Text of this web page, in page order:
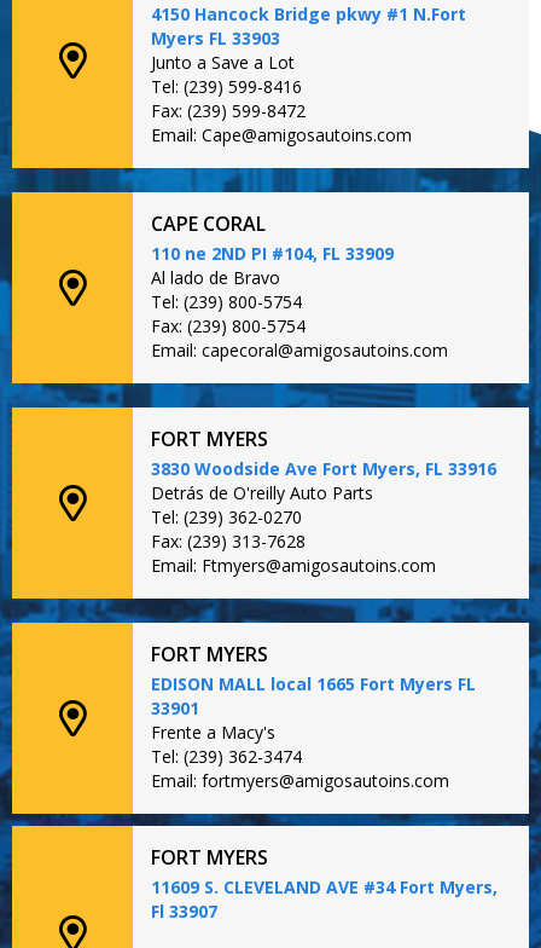
4150 Hancock Bridge pkwy #1 N.Fort
Myers FL 33903
Junto a Save a Lot
Tel: (239) 599-8416
Fax: (239) 599-8472
Email: Cape@amigosautoins.com
CAPE CORAL
110 ne 2ND PI #104, FL 33909
Al lado de Bravo
Tel: (239) 800-5754
Fax: (239) 800-5754
Email: capecoral@amigosautoins.com
FORT MYERS
3830 Woodside Ave Fort Myers, FL 33916
Detrás de O'reilly Auto Parts
Tel: (239) 362-0270
Fax: (239) 313-7628
Email: Ftmyers@amigosautoins.com
FORT MYERS
EDISON MALL local 1665 Fort Myers FL
33901
Frente a Macy's
Tel: (239) 362-3474
Email: fortmyers@amigosautoins.com
FORT MYERS
11609 S. CLEVELAND AVE #34 Fort Myers,
Fl 33907